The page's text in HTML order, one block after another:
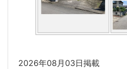
2026年08月03日掲載